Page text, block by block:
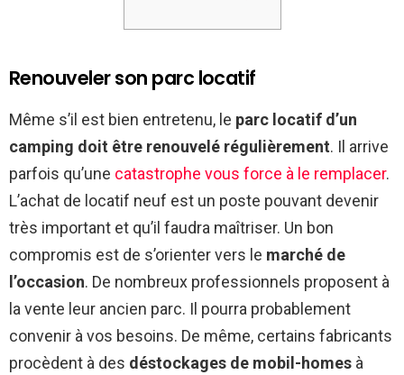
Renouveler son parc locatif
Même s’il est bien entretenu, le parc locatif d’un
camping doit être renouvelé régulièrement. Il arrive
parfois qu’une catastrophe vous force à le remplacer.
L’achat de locatif neuf est un poste pouvant devenir
très important et qu’il faudra maîtriser. Un bon
compromis est de s’orienter vers le marché de
l’occasion. De nombreux professionnels proposent à
la vente leur ancien parc. Il pourra probablement
convenir à vos besoins. De même, certains fabricants
procèdent à des déstockages de mobil-homes à